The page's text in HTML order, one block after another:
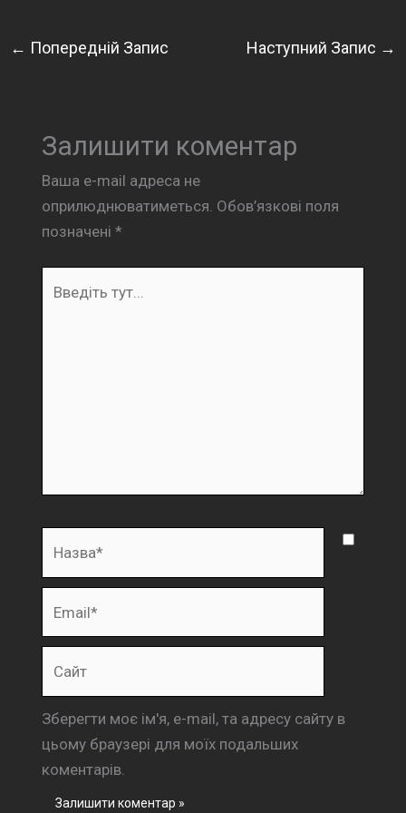
← Попередній Запис Наступний Запис →
Залишити коментар
Ваша e-mail адреса не
оприлюднюватиметься. Обов’язкові поля
позначені *
Зберегти моє ім'я, e-mail, та адресу сайту в
цьому браузері для моїх подальших
коментарів.